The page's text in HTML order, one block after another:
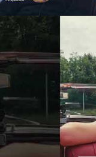
4: Oldtimer,
Mannheimer